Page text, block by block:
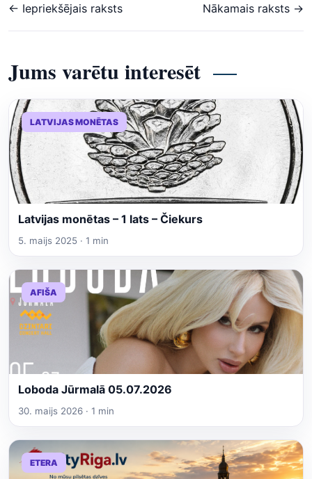
← Iepriekšējais raksts Nākamais raksts →
Jums varētu interesēt
LATVIJAS MONĒTAS
Latvijas monētas – 1 lats – Čiekurs
5. maijs 2025 · 1 min
AFIŠA
Loboda Jūrmalā 05.07.2026
30. maijs 2026 · 1 min
ETERA